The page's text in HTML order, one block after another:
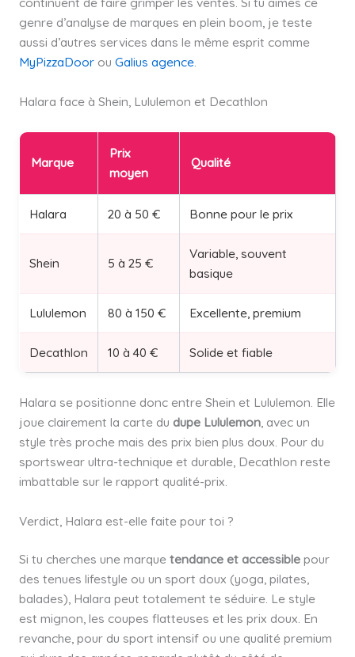
genre d’analyse de marques en plein boom, je teste
aussi d’autres services dans le même esprit comme
MyPizzaDoorou Galius agence.
Halara face à Shein, Lululemon et Decathlon
Marque
Prix
moyen
Qualité
Halara 20 à 50 € Bonne pour le prix
Shein 5 à 25 €
Variable, souvent
basique
Lululemon 80 à 150 € Excellente, premium
Decathlon 10 à 40 € Solide et fiable
Halara se positionne donc entre Shein et Lululemon. Elle
joue clairement la carte du dupe Lululemon, avec un
style très proche mais des prix bien plus doux. Pour du
sportswear ultra-technique et durable, Decathlon reste
imbattable sur le rapport qualité-prix.
Verdict, Halara est-elle faite pour toi ?
Si tu cherches une marque tendance et accessiblepour
des tenues lifestyle ou un sport doux (yoga, pilates,
balades), Halara peut totalement te séduire. Le style
est mignon, les coupes flatteuses et les prix doux. En
revanche, pour du sport intensif ou une qualité premium